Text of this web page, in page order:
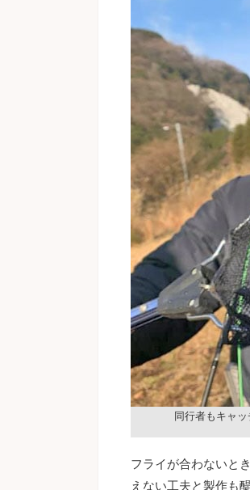
同行者もキャッ
フライが合わないと
えない工夫と製作も